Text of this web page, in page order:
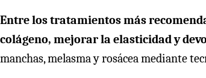
Entre los tratamientos más
colágeno, mejorar la elasticidad y
manchas, melasma y rosácea mediante